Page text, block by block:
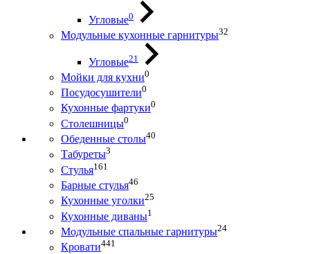
Угловые0
Модульные кухонные гарнитуры32
Угловые21
Мойки для кухни0
Посудосушители0
Кухонные фартуки0
Столешницы0
Обеденные столы40
Табуреты3
Стулья161
Барные стулья46
Кухонные уголки25
Кухонные диваны1
Модульные спальные гарнитуры24
Кровати441